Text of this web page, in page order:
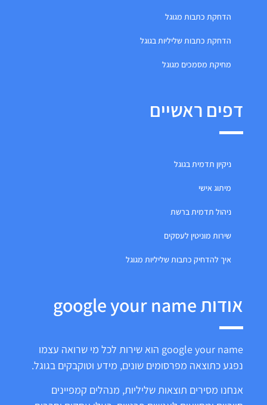
הדחקת כתבות מגוגל
הדחקת כתבות שליליות בגוגל
מחיקת מסמכים מגוגל
דפים ראשיים
ניקיון תדמית בגוגל
מיתוג אישי
ניהול תדמית ברשת
שירות מוניטין לעסקים
איך להדחיק כתבות שליליות מגוגל
אודות google your name
google your name הוא שירות לכל מי שרואה עצמו
נפגע כתוצאה מפרסומים שונים, מידע וטוקבקים בגוגל.
אנחנו מסירים תוצאות שליליות, מנהלים קמפיינים